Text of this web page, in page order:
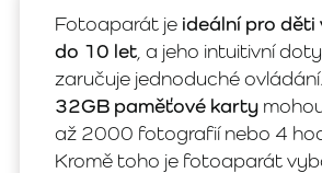
Fotoaparát je ideální pro děti
do 10 let , a jeho intuitivní
zaručuje jednoduché
32GB paměťové karty
až 2000 fotografií nebo 4
Kromě toho je fotoaparát